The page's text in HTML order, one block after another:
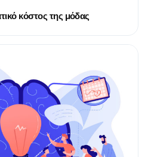
κόστος της μόδας